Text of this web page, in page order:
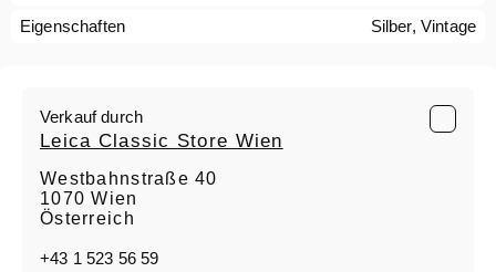
Eigenschaften
Silber, Vintage
Verkauf durch
Leica Classic Store Wien
Westbahnstraße 40
1070 Wien
Österreich
+43 1 523 56 59